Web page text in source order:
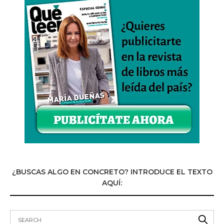
¿BUSCAS ALGO EN CONCRETO? INTRODUCE EL TEXTO
AQUÍ: